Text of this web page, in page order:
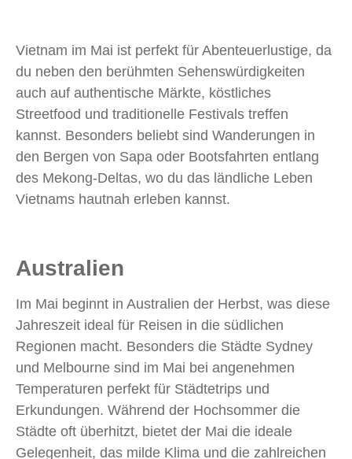
Vietnam im Mai ist perfekt für Abenteuerlustige, da
du neben den berühmten Sehenswürdigkeiten
auch auf authentische Märkte, köstliches
Streetfood und traditionelle Festivals treffen
kannst. Besonders beliebt sind Wanderungen in
den Bergen von Sapa oder Bootsfahrten entlang
des Mekong-Deltas, wo du das ländliche Leben
Vietnams hautnah erleben kannst.
Australien
Im Mai beginnt in Australien der Herbst, was diese
Jahreszeit ideal für Reisen in die südlichen
Regionen macht. Besonders die Städte Sydney
und Melbourne sind im Mai bei angenehmen
Temperaturen perfekt für Städtetrips und
Erkundungen. Während der Hochsommer die
Städte oft überhitzt, bietet der Mai die ideale
Gelegenheit, das milde Klima und die zahlreichen